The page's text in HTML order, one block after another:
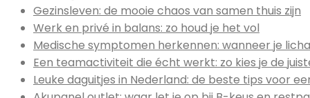
Gezinsleven: de mooie chaos van samen thuis zijn
Werk en privé in balans: zo houd je het vol
Medische symptomen herkennen: wanneer je
Een teamactiviteit die écht werkt: zo kies je de
Leuke daguitjes in Nederland: de beste tips voor